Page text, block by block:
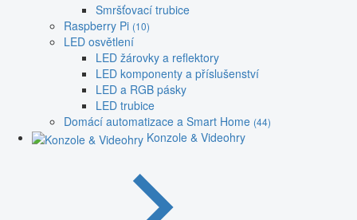
Smršťovací trubice
Raspberry Pi (10)
LED osvětlení
LED žárovky a reflektory
LED komponenty a příslušenství
LED a RGB pásky
LED trubice
Domácí automatizace a Smart Home (44)
Konzole & Videohry